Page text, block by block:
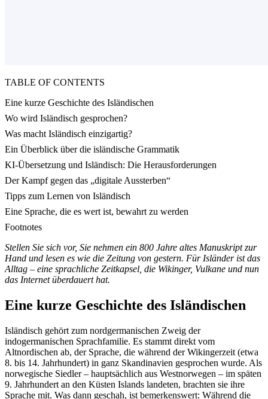
TABLE OF CONTENTS
Eine kurze Geschichte des Isländischen
Wo wird Isländisch gesprochen?
Was macht Isländisch einzigartig?
Ein Überblick über die isländische Grammatik
KI-Übersetzung und Isländisch: Die Herausforderungen
Der Kampf gegen das „digitale Aussterben“
Tipps zum Lernen von Isländisch
Eine Sprache, die es wert ist, bewahrt zu werden
Footnotes
Stellen Sie sich vor, Sie nehmen ein 800 Jahre altes Manuskript zur
Hand und lesen es wie die Zeitung von gestern. Für Isländer ist das
Alltag – eine sprachliche Zeitkapsel, die Wikinger, Vulkane und nun
das Internet überdauert hat.
Eine kurze Geschichte des Isländischen
Isländisch gehört zum nordgermanischen Zweig der
indogermanischen Sprachfamilie. Es stammt direkt vom
Altnordischen ab, der Sprache, die während der Wikingerzeit (etwa
8. bis 14. Jahrhundert) in ganz Skandinavien gesprochen wurde. Als
norwegische Siedler – hauptsächlich aus Westnorwegen – im späten
9. Jahrhundert an den Küsten Islands landeten, brachten sie ihre
Sprache mit. Was dann geschah, ist bemerkenswert: Während die